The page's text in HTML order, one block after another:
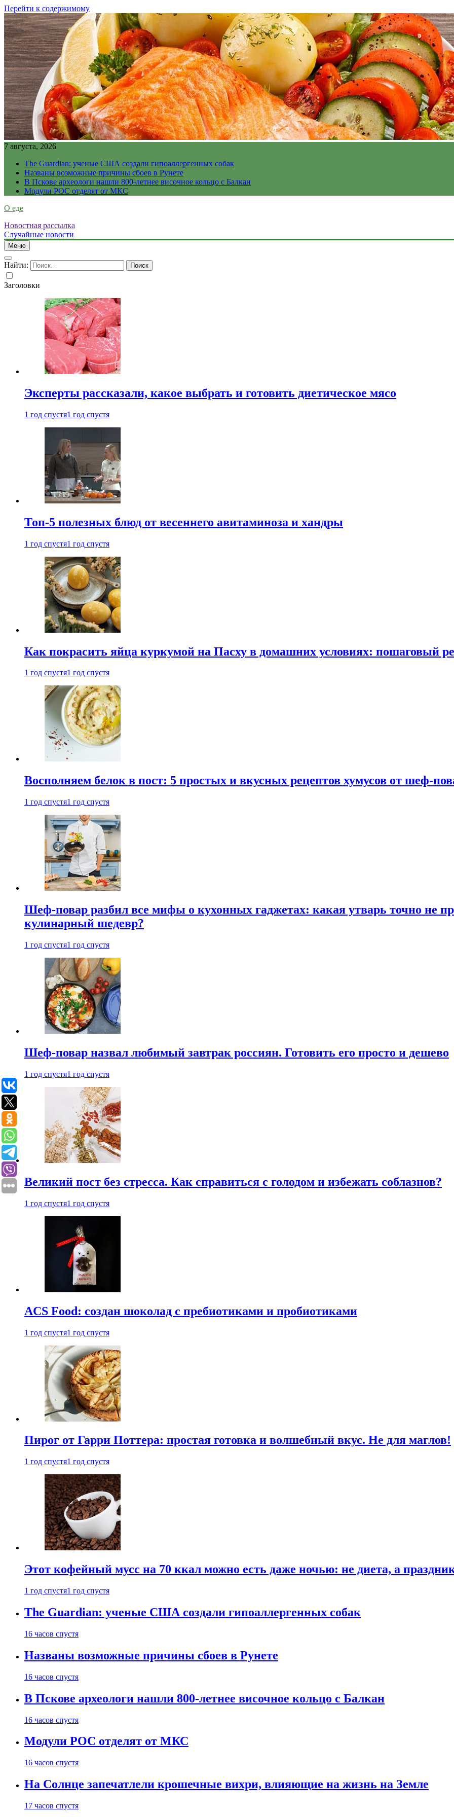
Перейти к содержимому
7 августа, 2026
The Guardian: ученые США создали гипоаллергенных собак
Названы возможные причины сбоев в Рунете
В Пскове археологи нашли 800-летнее височное кольцо с Балкан
Модули РОС отделят от МКС
О еде
Новостная рассылка
Случайные новости
Меню
Найти:
Заголовки
Эксперты рассказали, какое выбрать и готовить диетическое мясо
1 год спустя1 год спустя
Топ-5 полезных блюд от весеннего авитаминоза и хандры
1 год спустя1 год спустя
Как покрасить яйца куркумой на Пасху в домашних условиях: пошаговый
1 год спустя1 год спустя
Восполняем белок в пост: 5 простых и вкусных рецептов хумусов от шеф-
1 год спустя1 год спустя
Шеф-повар разбил все мифы о кухонных гаджетах: какая утварь точно не
кулинарный шедевр?
1 год спустя1 год спустя
Шеф-повар назвал любимый завтрак россиян. Готовить его просто и дешево
1 год спустя1 год спустя
Великий пост без стресса. Как справиться с голодом и избежать соблазнов?
1 год спустя1 год спустя
ACS Food: создан шоколад с пребиотиками и пробиотиками
1 год спустя1 год спустя
Пирог от Гарри Поттера: простая готовка и волшебный вкус. Не для маглов!
1 год спустя1 год спустя
Этот кофейный мусс на 70 ккал можно есть даже ночью: не диета, а
1 год спустя1 год спустя
The Guardian: ученые США создали гипоаллергенных собак
16 часов спустя
Названы возможные причины сбоев в Рунете
16 часов спустя
В Пскове археологи нашли 800-летнее височное кольцо с Балкан
16 часов спустя
Модули РОС отделят от МКС
16 часов спустя
На Солнце запечатлели крошечные вихри, влияющие на жизнь на Земле
17 часов спустя